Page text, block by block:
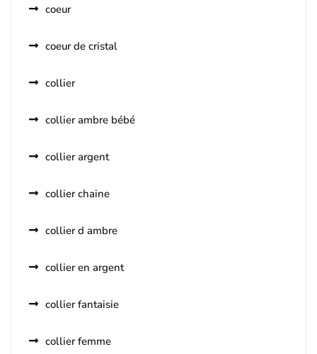
coeur
coeur de cristal
collier
collier ambre bébé
collier argent
collier chaine
collier d ambre
collier en argent
collier fantaisie
collier femme